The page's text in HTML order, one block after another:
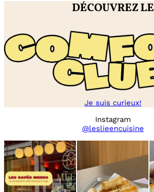
DÉCOUVREZ LE
Je suis curieux!
Instagram
@leslieencuisine